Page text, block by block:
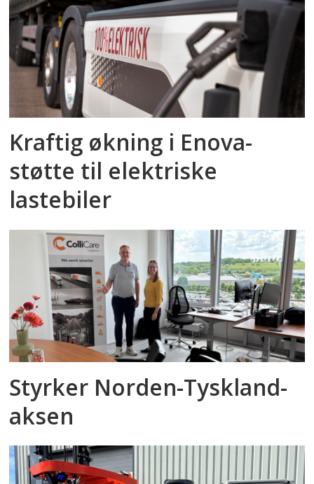
Kraftig økning i Enova-
støtte til elektriske
lastebiler
Styrker Norden-Tyskland-
aksen